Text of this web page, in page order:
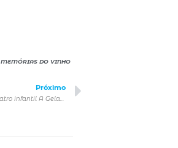
MEMÓRIAS DO VINHO
Próximo